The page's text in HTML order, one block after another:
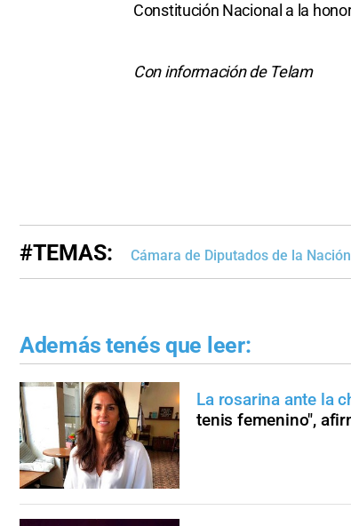
Constitución Nacional a la
Con información de Telam
#TEMAS: Cámara de Diputados de la Nación
Además tenés que leer:
La rosarina ante la
tenis femenino",